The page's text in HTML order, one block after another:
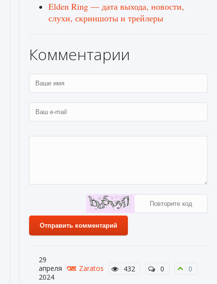
Elden Ring — дата выхода, новости,
слухи, скриншоты и трейлеры
Комментарии
Отправить комментарий
29
апреля
2024
Zaratos 432 0 0